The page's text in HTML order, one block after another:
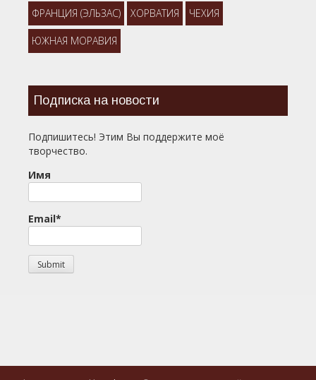
ФРАНЦИЯ (ЭЛЬЗАС) ХОРВАТИЯ ЧЕХИЯ
ЮЖНАЯ МОРАВИЯ
Подписка на новости
Подпишитесь! Этим Вы поддержите моё
творчество.
Имя
Email*